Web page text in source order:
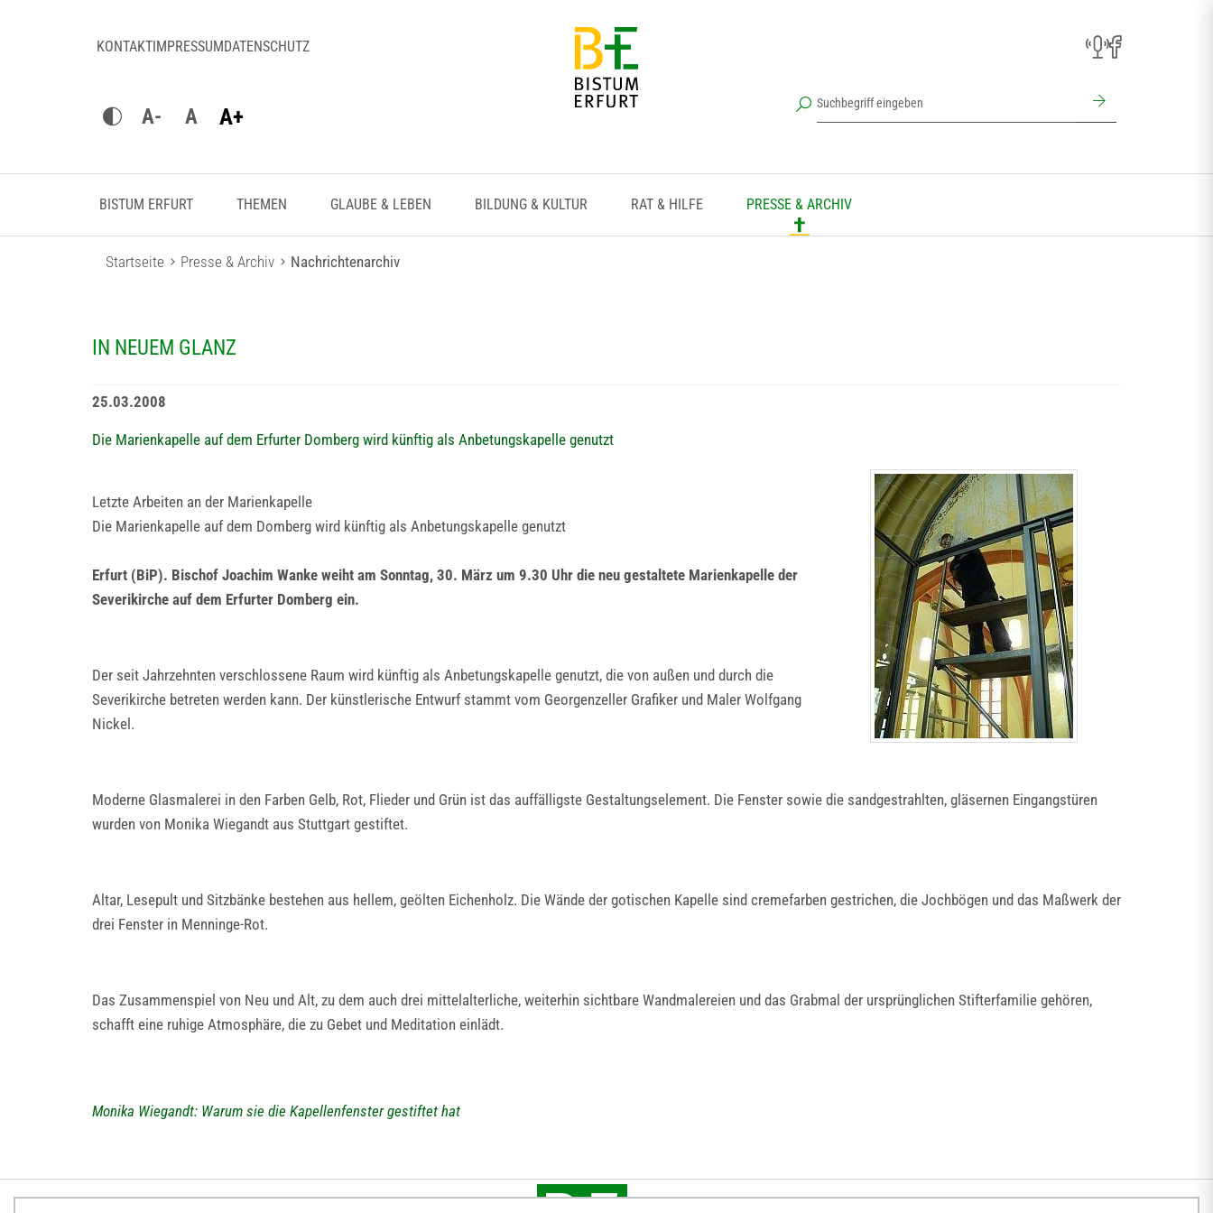
KONTAKTIMPRESSUMDATENSCHUTZ
A- A A+
BISTUM ERFURT THEMEN GLAUBE & LEBEN BILDUNG & KULTUR RAT & HILFE PRESSE & ARCHIV
Startseite Presse & Archiv Nachrichtenarchiv
IN NEUEM GLANZ
25.03.2008
Die Marienkapelle auf dem Erfurter Domberg wird künftig als Anbetungskapelle genutzt
Letzte Arbeiten an der Marienkapelle
Die Marienkapelle auf dem Domberg wird künftig als Anbetungskapelle genutzt
Erfurt (BiP). Bischof Joachim Wanke weiht am Sonntag, 30. März um 9.30 Uhr die neu gestaltete Marienkapelle der
Severikirche auf dem Erfurter Domberg ein.
Der seit Jahrzehnten verschlossene Raum wird künftig als Anbetungskapelle genutzt, die von außen und durch die
Severikirche betreten werden kann. Der künstlerische Entwurf stammt vom Georgenzeller Grafiker und Maler Wolfgang
Nickel.
Moderne Glasmalerei in den Farben Gelb, Rot, Flieder und Grün ist das auffälligste Gestaltungselement. Die Fenster sowie die sandgestrahlten, gläsernen Eingangstüren
wurden von Monika Wiegandt aus Stuttgart gestiftet.
Altar, Lesepult und Sitzbänke bestehen aus hellem, geölten Eichenholz. Die Wände der gotischen Kapelle sind cremefarben gestrichen, die Jochbögen und das Maßwerk der
drei Fenster in Menninge-Rot.
Das Zusammenspiel von Neu und Alt, zu dem auch drei mittelalterliche, weiterhin sichtbare Wandmalereien und das Grabmal der ursprünglichen Stifterfamilie gehören,
schafft eine ruhige Atmosphäre, die zu Gebet und Meditation einlädt.
Monika Wiegandt: Warum sie die Kapellenfenster gestiftet hat